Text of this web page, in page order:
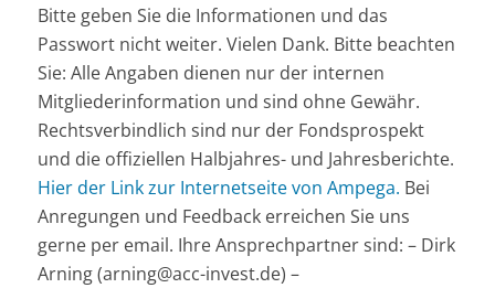
Bitte geben Sie die Informationen und das
Passwort nicht weiter. Vielen Dank. Bitte beachten
Sie: Alle Angaben dienen nur der internen
Mitgliederinformation und sind ohne Gewähr.
Rechtsverbindlich sind nur der Fondsprospekt
und die offiziellen Halbjahres- und Jahresberichte.
Hier der Link zur Internetseite von Ampega. Bei
Anregungen und Feedback erreichen Sie uns
gerne per email. Ihre Ansprechpartner sind: – Dirk
Arning (arning@acc-invest.de) –